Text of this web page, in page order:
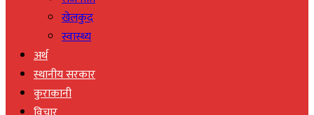
खेलकुद
स्वास्थ्य
अर्थ
स्थानीय सरकार
कुराकानी